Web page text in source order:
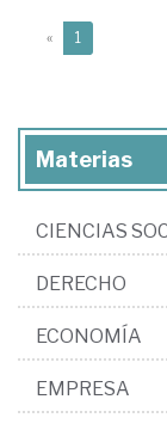
« 1
Materias
CIENCIAS
DERECHO
ECONOMÍA
EMPRESA